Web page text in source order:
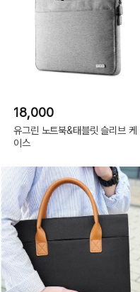
18,000
유그린 노트북&태블릿 슬리브 케
이스